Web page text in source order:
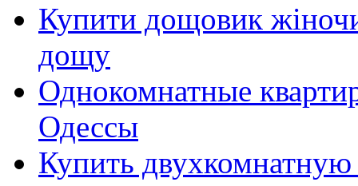
Купити дощовик
дощу
Однокомнатные
Одессы
Купить